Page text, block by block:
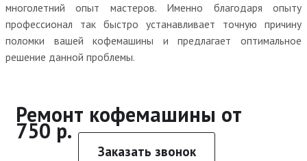
многолетний опыт мастеров. Именно благодаря опыту
профессионал так быстро устанавливает точную причину
поломки вашей кофемашины и предлагает оптимальное
решение данной проблемы.
Ремонт кофемашины от
750 р.
Заказать звонок